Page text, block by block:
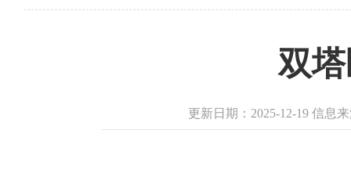
双
更新日期：2025-12-19 信息